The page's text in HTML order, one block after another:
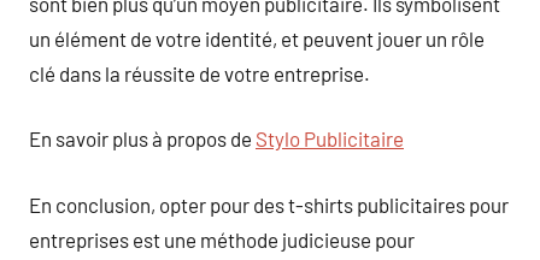
un élément de votre identité, et peuvent jouer un rôle
clé dans la réussite de votre entreprise.
En savoir plus à propos de Stylo Publicitaire
En conclusion, opter pour des t-shirts publicitaires pour
entreprises est une méthode judicieuse pour